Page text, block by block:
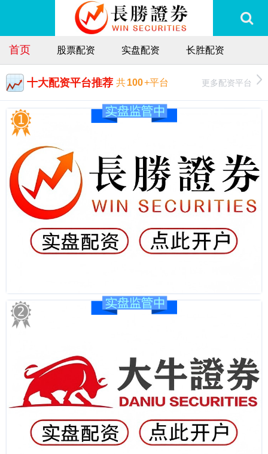
首页 股票配资 实盘配资 长胜配资
十大配资平台推荐 共100+平台 更多配资平台